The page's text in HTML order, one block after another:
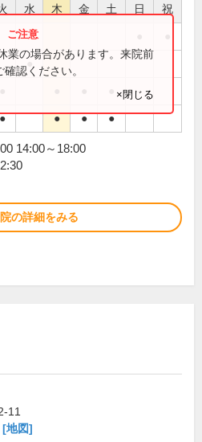
水 木 金 土 日 祝
●
● ● ●
業の場合があります。来院前
認ください。
×閉じる
14:00～18:00
の詳細をみる
11
[地図]